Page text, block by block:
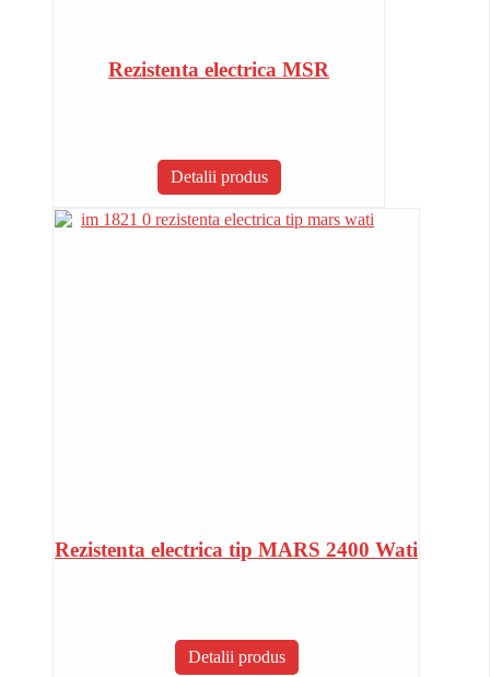
Rezistenta electrica MSR
Detalii produs
Rezistenta electrica tip MARS 2400 Wati
Detalii produs